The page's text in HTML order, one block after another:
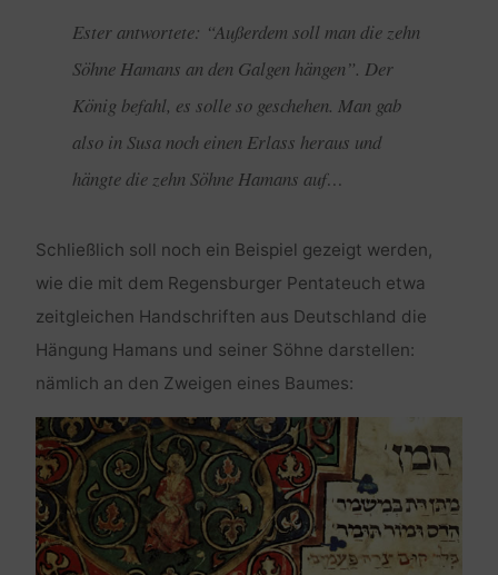
Ester antwortete: “Außerdem soll man die zehn
Söhne Hamans an den Galgen hängen”. Der
König befahl, es solle so geschehen. Man gab
also in Susa noch einen Erlass heraus und
hängte die zehn Söhne Hamans auf…
Schließlich soll noch ein Beispiel gezeigt werden,
wie die mit dem Regensburger Pentateuch etwa
zeitgleichen Handschriften aus Deutschland die
Hängung Hamans und seiner Söhne darstellen:
nämlich an den Zweigen eines Baumes: